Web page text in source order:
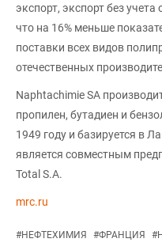
экспорт, экспорт без учета
что на 16% меньше
поставки всех видов
отечественных
Naphtachimie SA
пропилен, бутадиен и
1949 году и базируется в
является совместным
Total S.A.
mrc.ru
#НЕФТЕХИМИЯ #ФРАНЦИЯ #